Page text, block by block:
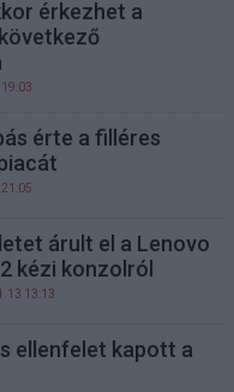
érkezhet a
érte a filléres
árult el a Lenovo
kézi konzolról
13:13
ellenfelet kapott a